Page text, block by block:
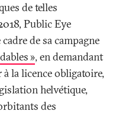
de telles
Public Eye
de sa campagne
», en demandant
la licence obligatoire,
helvétique,
des